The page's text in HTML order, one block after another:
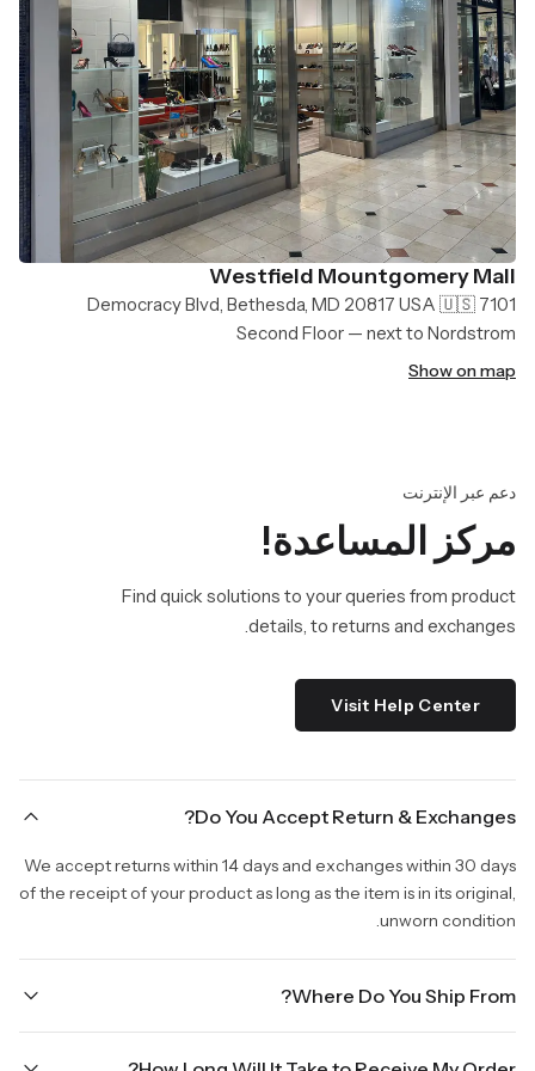
Westfield Mountgomery Mall
7101 Democracy Blvd, Bethesda, MD 20817 USA 🇺🇸
Second Floor — next to Nordstrom
Show on map
دعم عبر الإنترنت
مركز المساعدة!
Find quick solutions to your queries from product
details, to returns and exchanges.
Visit Help Center
Do You Accept Return & Exchanges?
We accept returns within 14 days and exchanges within 30 days
of the receipt of your product as long as the item is in its original,
unworn condition.
Where Do You Ship From?